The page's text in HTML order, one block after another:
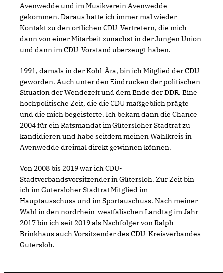
Avenwedde und im Musikverein Avenwedde
gekommen. Daraus hatte ich immer mal wieder
Kontakt zu den örtlichen CDU-Vertretern, die mich
dann von einer Mitarbeit zunächst in der Jungen Union
und dann im CDU-Vorstand überzeugt haben.
1991, damals in der Kohl-Ära, bin ich Mitglied der CDU
geworden. Auch unter den Eindrücken der politischen
Situation der Wendezeit und dem Ende der DDR. Eine
hochpolitische Zeit, die die CDU maßgeblich prägte
und die mich begeisterte. Ich bekam dann die Chance
2004 für ein Ratsmandat im Gütersloher Stadtrat zu
kandidieren und habe seitdem meinen Wahlkreis in
Avenwedde dreimal direkt gewinnen können.
Von 2008 bis 2019 war ich CDU-
Stadtverbandsvorsitzender in Gütersloh. Zur Zeit bin
ich im Gütersloher Stadtrat Mitglied im
Hauptausschuss und im Sportauschuss. Nach meiner
Wahl in den nordrhein-westfälischen Landtag im Jahr
2017 bin ich seit 2019 als Nachfolger von Ralph
Brinkhaus auch Vorsitzender des CDU-Kreisverbandes
Gütersloh.